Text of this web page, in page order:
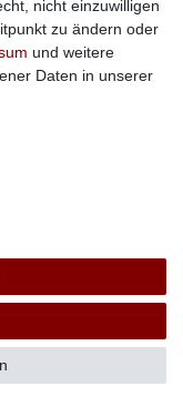
nicht einzuwilligen
zu ändern oder
und weitere
Daten in unserer